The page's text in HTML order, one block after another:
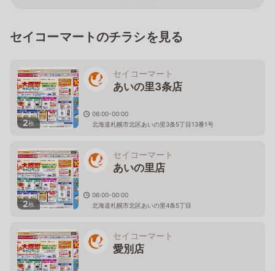
セイコーマートのチラシを見る
2枚
セイコーマート
あいの里3条店
06:00-00:00
北海道札幌市北区あいの里3条5丁目13番1号
2枚
セイコーマート
あいの里店
06:00-00:00
北海道札幌市北区あいの里4条5丁目
セイコーマート
愛別店